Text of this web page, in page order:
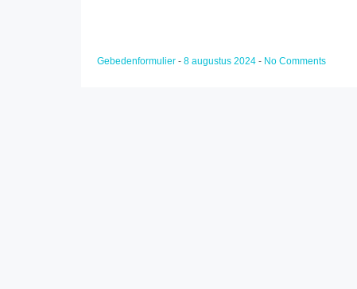
Gebedenformulier - 8 augustus 2024 - No Comments